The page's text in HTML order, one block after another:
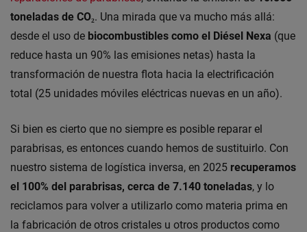
toneladas de CO₂. Una mirada que va mucho más allá:
desde el uso de biocombustibles como el Diésel Nexa (que
reduce hasta un 90% las emisiones netas) hasta la
transformación de nuestra flota hacia la electrificación
total (25 unidades móviles eléctricas nuevas en un año).
Si bien es cierto que no siempre es posible reparar el
parabrisas, es entonces cuando hemos de sustituirlo. Con
nuestro sistema de logística inversa, en 2025 recuperamos
el 100% del parabrisas, cerca de 7.140 toneladas, y lo
reciclamos para volver a utilizarlo como materia prima en
la fabricación de otros cristales u otros productos como